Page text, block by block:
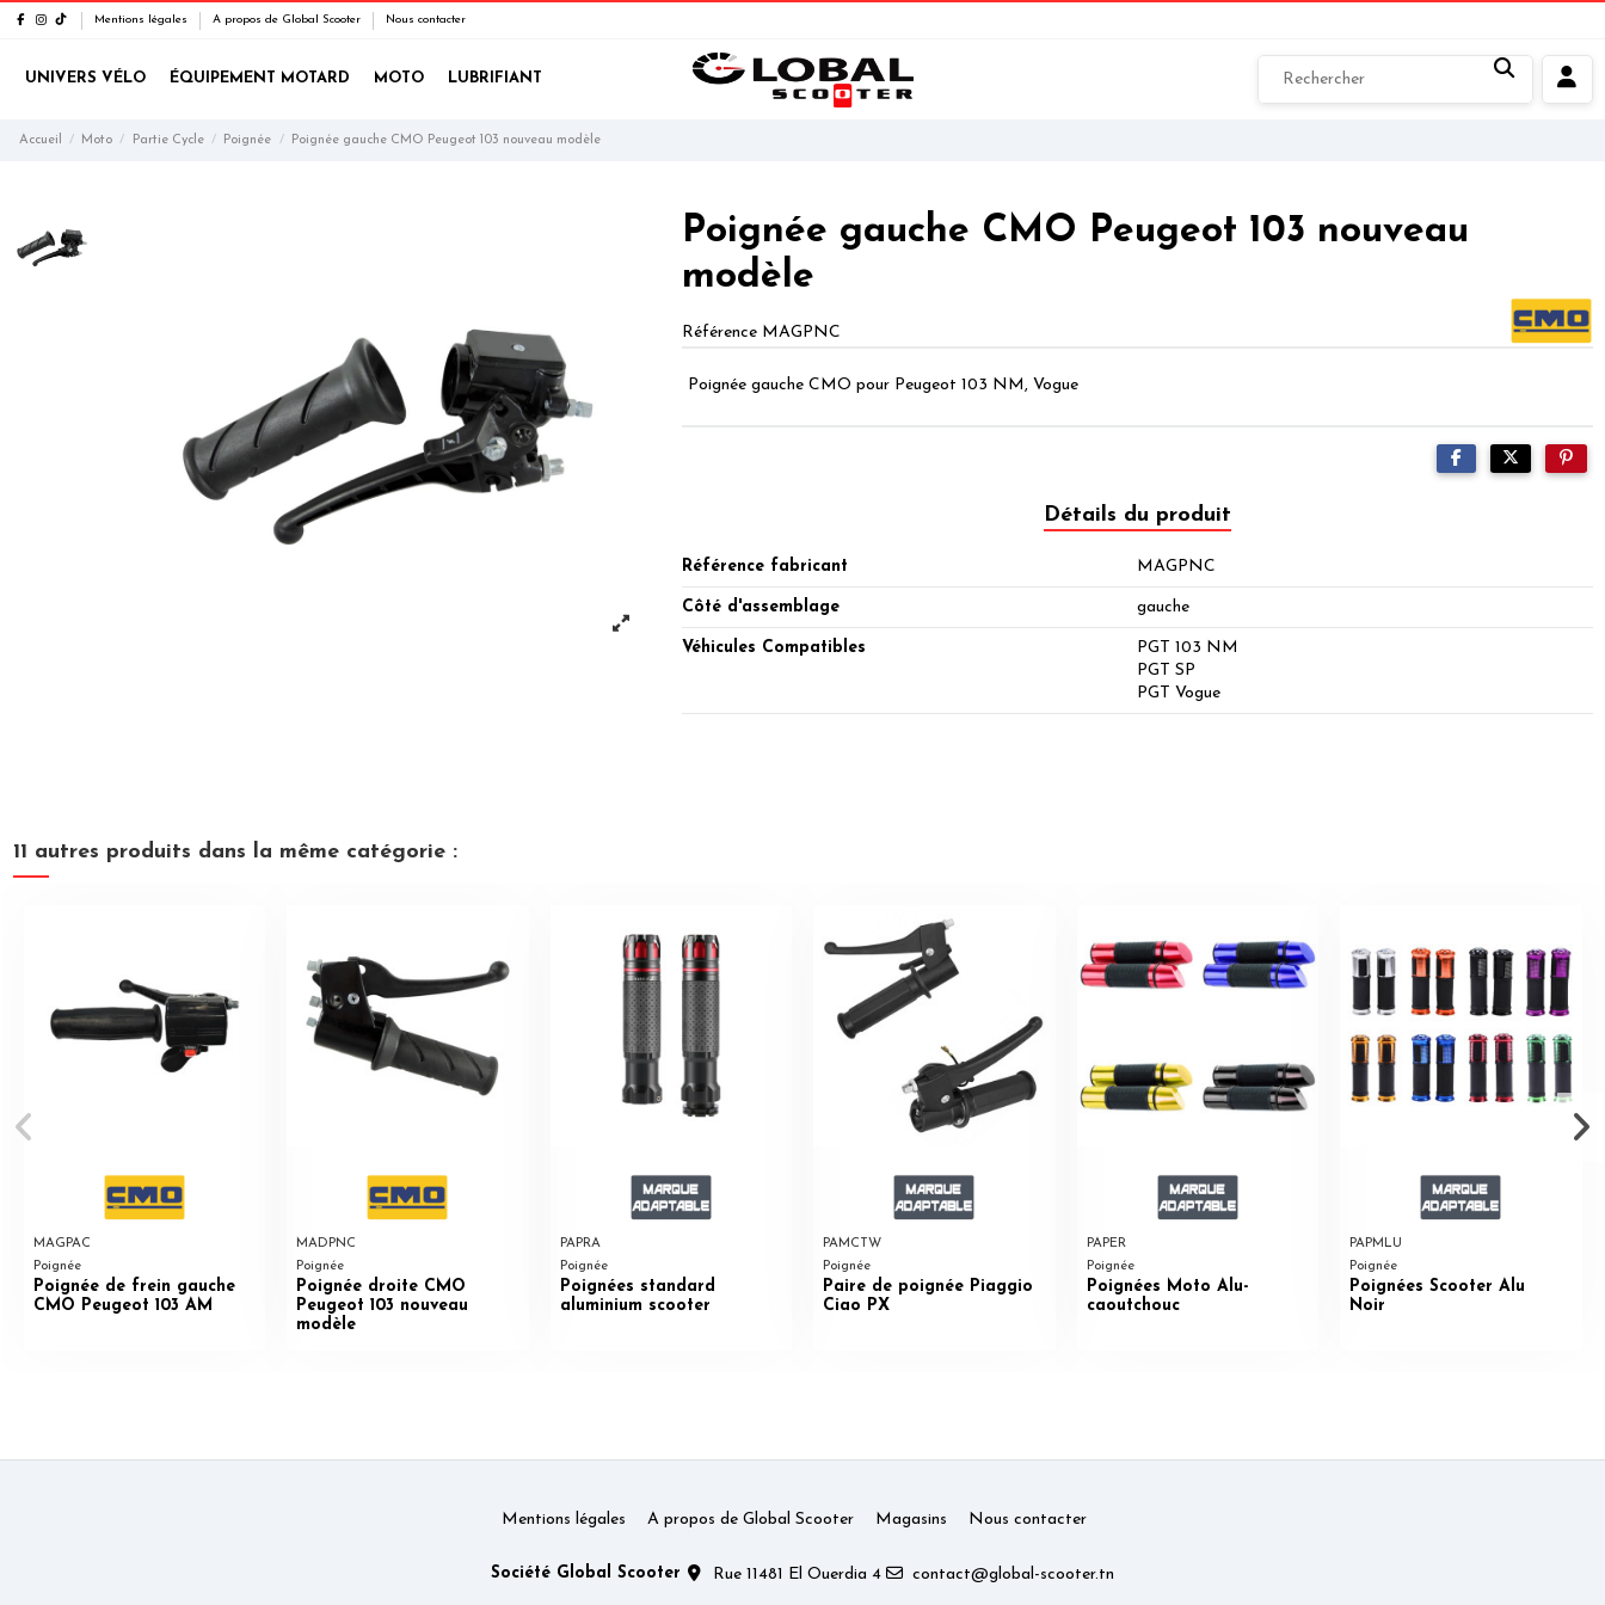
Mentions légales A propos de Global Scooter Nous contacter
UNIVERS VÉLO ÉQUIPEMENT MOTARD MOTO LUBRIFIANT
Accueil Moto Partie Cycle Poignée Poignée gauche CMO Peugeot 103 nouveau modèle
Poignée gauche CMO Peugeot 103 nouveau
modèle
Référence MAGPNC
Poignée gauche CMO pour Peugeot 103 NM, Vogue
Détails du produit
Référence fabricant MAGPNC
Côté d'assemblage gauche
Véhicules Compatibles
PGT 103 NM
PGT SP
PGT Vogue
11 autres produits dans la même catégorie :
MAGPAC
Poignée
Poignée de frein gauche
CMO Peugeot 103 AM
MADPNC
Poignée
Poignée droite CMO
Peugeot 103 nouveau
modèle
PAPRA
Poignée
Poignées standard
aluminium scooter
PAMCTW
Poignée
Paire de poignée Piaggio
Ciao PX
PAPER
Poignée
Poignées Moto Alu-
caoutchouc
PAPMLU
Poignée
Poignées Scooter Alu
Noir
Mentions légales A propos de Global Scooter Magasins Nous contacter
Société Global Scooter Rue 11481 El Ouerdia 4 contact@global-scooter.tn